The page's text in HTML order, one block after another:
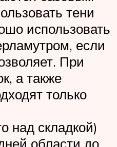
тени
использовать
если
При
а также
только
над складкой)
области до